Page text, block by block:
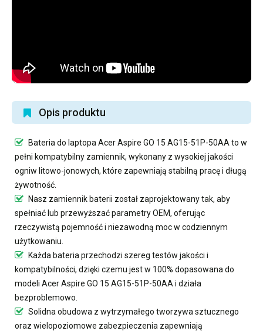
Opis produktu
Bateria do laptopa Acer Aspire GO 15 AG15-51P-50AA to w
pełni kompatybilny zamiennik, wykonany z wysokiej jakości
ogniw litowo-jonowych, które zapewniają stabilną pracę i długą
żywotność.
Nasz zamiennik baterii został zaprojektowany tak, aby
spełniać lub przewyższać parametry OEM, oferując
rzeczywistą pojemność i niezawodną moc w codziennym
użytkowaniu.
Każda bateria przechodzi szereg testów jakości i
kompatybilności, dzięki czemu jest w 100% dopasowana do
modeli Acer Aspire GO 15 AG15-51P-50AA i działa
bezproblemowo.
Solidna obudowa z wytrzymałego tworzywa sztucznego
oraz wielopoziomowe zabezpieczenia zapewniają